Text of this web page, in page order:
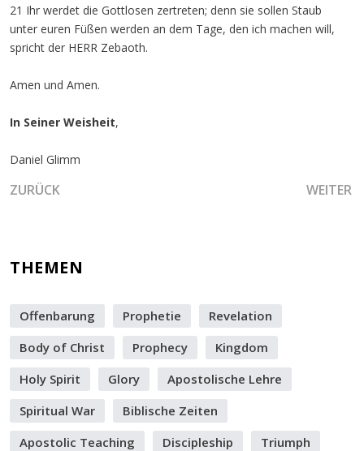
21 Ihr werdet die Gottlosen zertreten; denn sie sollen Staub
unter euren Füßen werden an dem Tage, den ich machen will,
spricht der HERR Zebaoth.
Amen und Amen.
In Seiner Weisheit,
Daniel Glimm
VORHERIGER BEITRAG: TRAGE DIE NEUE ZEIT UND
ZURÜCK WEITER
THEMEN
Offenbarung Prophetie
Revelation
Body of Christ
Prophecy
Kingdom
Holy Spirit
Glory
Apostolische Lehre
Spiritual War
Biblische Zeiten
Apostolic Teaching
Discipleship
Triumph